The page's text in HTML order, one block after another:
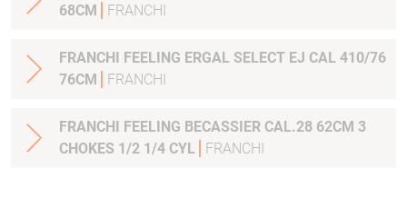
68CM
FRANCHI
FRANCHI FEELING ERGAL SELECT EJ CAL 410/76
76CM
FRANCHI
FRANCHI FEELING BECASSIER CAL.28 62CM 3
CHOKES 1/2 1/4 CYL
FRANCHI